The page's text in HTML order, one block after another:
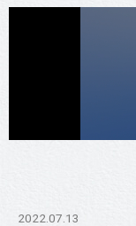
2022.07.13